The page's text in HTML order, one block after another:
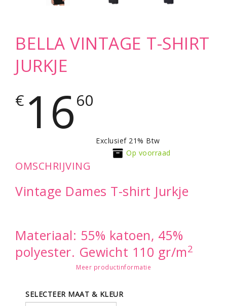
BELLA VINTAGE T-SHIRT
JURKJE
€ 1660
Exclusief 21% Btw
Op voorraad
OMSCHRIJVING
Vintage Dames T-shirt Jurkje
Materiaal: 55% katoen, 45%
polyester. Gewicht 110 gr/m2
korte mouwen - vintage look
Meer productinformatie
SELECTEER MAAT & KLEUR